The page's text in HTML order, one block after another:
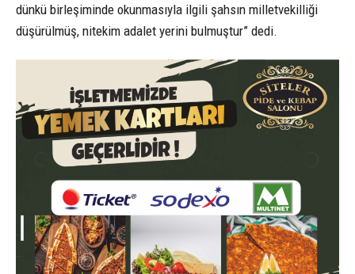
dünkü birleşiminde okunmasıyla ilgili şahsın milletvekilliği
düşürülmüş, nitekim adalet yerini bulmuştur” dedi.